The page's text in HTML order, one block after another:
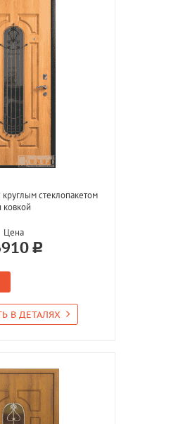
стеклопакетом
ковкой
Цена
В ДЕТАЛЯХ